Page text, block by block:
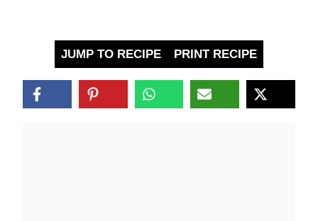
JUMP TO RECIPE PRINT RECIPE